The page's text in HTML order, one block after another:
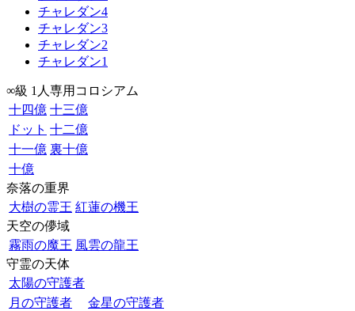
チャレダン4
チャレダン3
チャレダン2
チャレダン1
∞級 1人専用コロシアム
十四億 十三億
ドット 十二億
十一億 裏十億
十億
奈落の重界
大樹の霊王 紅蓮の機王
天空の儚域
霧雨の魔王 風雲の龍王
守霊の天体
太陽の守護者
月の守護者
金星の守護者